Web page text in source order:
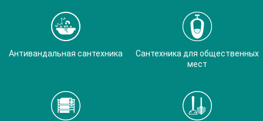
Антивандальная сантехника
Сантехника для общественных
мест